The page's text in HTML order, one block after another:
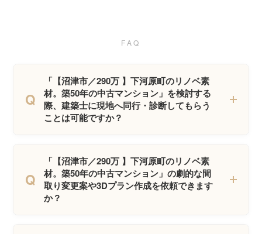
FAQ
Q
「【沼津市／290万 】下河原町のリノベ素
材。築50年の中古マンション」を検討する
際、建築士に現地へ同行・診断してもらう
ことは可能ですか？
Q
「【沼津市／290万 】下河原町のリノベ素
材。築50年の中古マンション」の劇的な間
取り変更案や3Dプラン作成を依頼できます
か？